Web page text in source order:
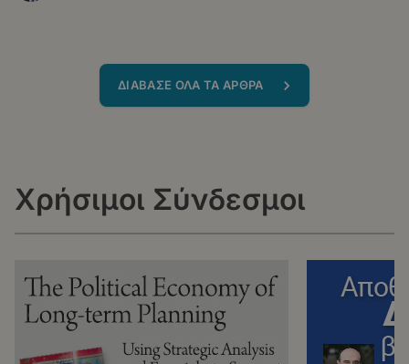
ΔΙΑΒΑΣΕ ΟΛΑ ΤΑ ΑΡΘΡΑ
Χρήσιμοι Σύνδεσμοι